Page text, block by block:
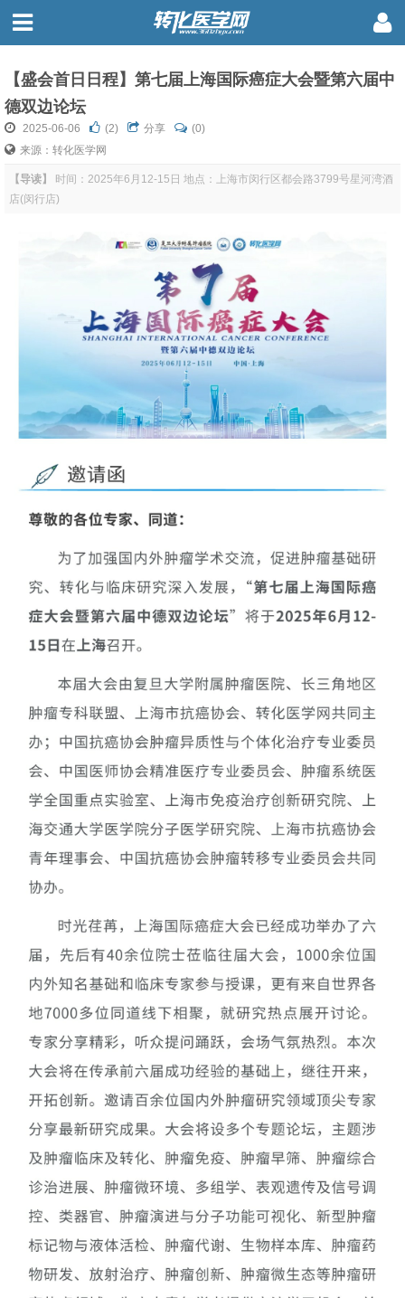
【盛会首日日程】第七届上海国际癌症大会暨第六届中
德双边论坛
2025-06-06 (2) 分享
(0)
来源：转化医学网
【导读】
时间：2025年6月12-15日 地点：上海市闵行区都会路3799号星河湾酒
店(闵行店)